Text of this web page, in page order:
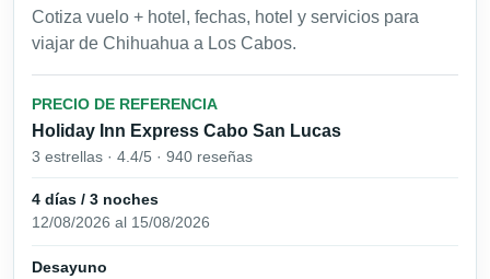
Cotiza vuelo + hotel, fechas, hotel y servicios para
viajar de Chihuahua a Los Cabos.
PRECIO DE REFERENCIA
Holiday Inn Express Cabo San Lucas
3 estrellas · 4.4/5 · 940 reseñas
4 días / 3 noches
12/08/2026 al 15/08/2026
Desayuno